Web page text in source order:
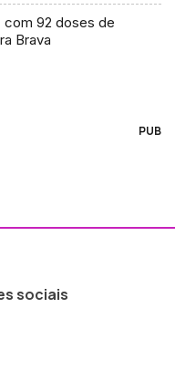
92 doses de
Brava
PUB
sociais
ao